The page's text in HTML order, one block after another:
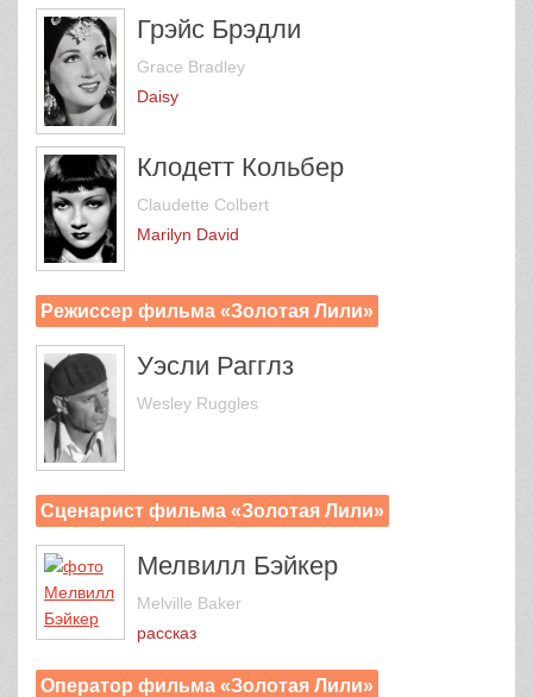
Грэйс Брэдли
Grace Bradley
Daisy
Клодетт Кольбер
Claudette Colbert
Marilyn David
Режиссер фильма «Золотая Лили»
Уэсли Рагглз
Wesley Ruggles
Сценарист фильма «Золотая Лили»
Мелвилл Бэйкер
Melville Baker
рассказ
Оператор фильма «Золотая Лили»